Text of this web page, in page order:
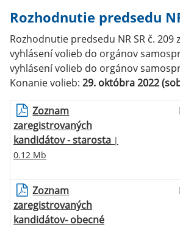
Rozhodnutie predsedu
Rozhodnutie predsedu NR SR č. 209
vyhlásení volieb do orgánov
vyhlásení volieb do orgánov
Konanie volieb: 29. októbra 2022
Zoznam
zaregistrovaných
kandidátov - starosta |
0.12 Mb
Zoznam
zaregistrovaných
kandidátov- obecné